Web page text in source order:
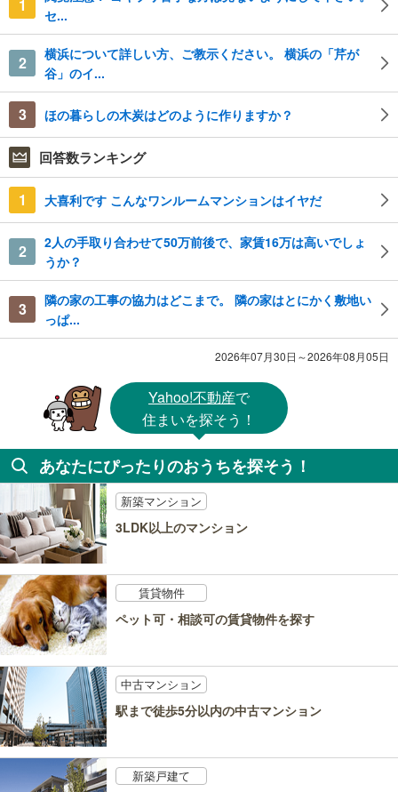
1
セ...
2
横浜について詳しい方、ご教示ください。 横浜の「芹が
谷」のイ...
3 ほの暮らしの木炭はどのように作りますか？
回答数ランキング
1 大喜利です こんなワンルームマンションはイヤだ
2
2人の手取り合わせて50万前後で、家賃16万は高いでしょ
うか？
3
隣の家の工事の協力はどこまで。 隣の家はとにかく敷地い
っぱ...
2026年07月30日～2026年08月05日
Yahoo!不動産で
住まいを探そう！
あなたにぴったりのおうちを探そう！
新築マンション
3LDK以上のマンション
賃貸物件
ペット可・相談可の賃貸物件を探す
中古マンション
駅まで徒歩5分以内の中古マンション
新築戸建て